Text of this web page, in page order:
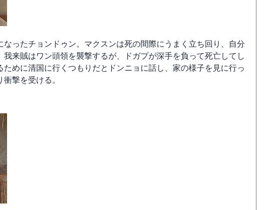
ったチョンドゥン。マクスンは死の間際にうまく立ち回り、自分
来賊はワン頭領を襲撃するが、ドガプが深手を負って死亡してし
めに清国に行くつもりだとドンニョに話し、家の様子を見に行っ
撃を受ける。